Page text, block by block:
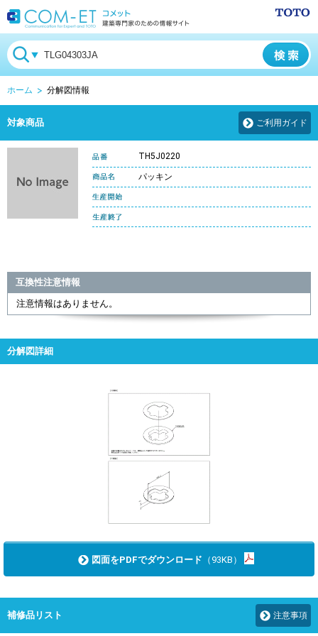
ホーム 分解図情報
対象商品 ご利用ガイド
TH5J0220
パッキン
互換性注意情報
注意情報はありません。
分解図詳細
図面をPDFでダウンロード （93KB）
補修品リスト 注意事項